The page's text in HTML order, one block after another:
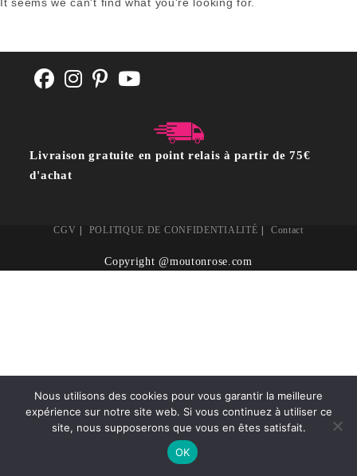
It seems we can't find what you're looking for.
Livraison gratuite en point relais à partir de 75€
d'achat
CGV POLITIQUE DE CONFIDENTIALITÉ Contact
Copyright @moutonrose.com
Nous utilisons des cookies pour vous garantir la meilleure
expérience sur notre site web. Si vous continuez à utiliser ce
site, nous supposerons que vous en êtes satisfait.
OK